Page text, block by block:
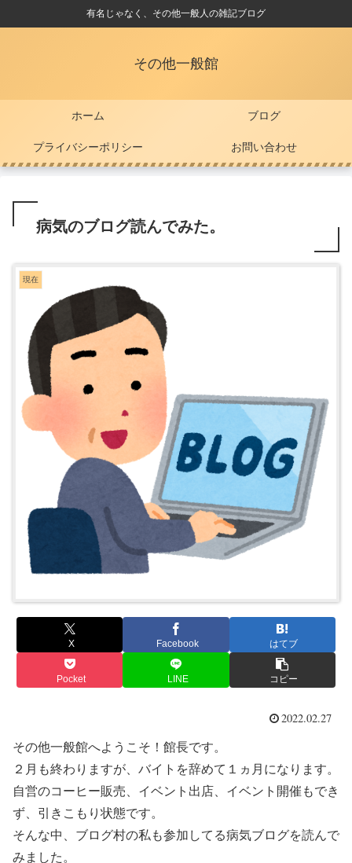
有名じゃなく、その他一般人の雑記ブログ
その他一般館
ホーム ブログ
プライバシーポリシー お問い合わせ
病気のブログ読んでみた。
現在
X Facebook はてブ
Pocket LINE コピー
2022.02.27
その他一般館へようこそ！館長です。
２月も終わりますが、バイトを辞めて１ヵ月になります。
自営のコーヒー販売、イベント出店、イベント開催もでき
ず、引きこもり状態です。
そんな中、ブログ村の私も参加してる病気ブログを読んで
みました。